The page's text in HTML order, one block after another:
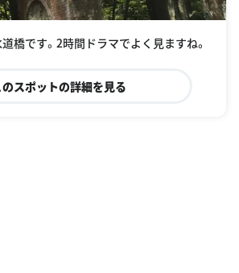
橋です。2時間ドラマでよく見ますね。
のスポットの詳細を見る